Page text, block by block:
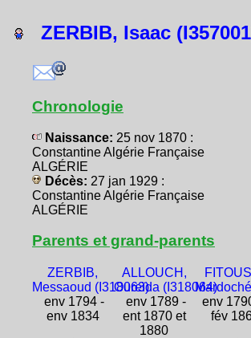
ZERBIB, Isaac
Chronologie
Naissance: 25 nov 1870 :
Constantine Algérie Française
ALGÉRIE
Décès: 27 jan 1929 :
Constantine Algérie Française
ALGÉRIE
Parents et grand-parents
ZERBIB,
Messaoud (I318063)
env 1794 -
env 1834
ALLOUCH,
Oureïda (I318064)
env 1789 -
ent 1870 et
1880
env
fév